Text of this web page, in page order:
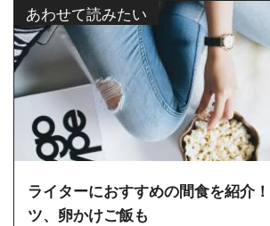
あわせて読みたい
ライターにおすすめの間食を紹介
ツ、卵かけご飯も